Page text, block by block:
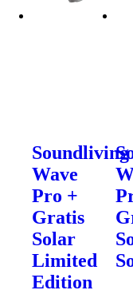
Soundliving
Wave
Pro +
Gratis
Solar
Limited
Edition